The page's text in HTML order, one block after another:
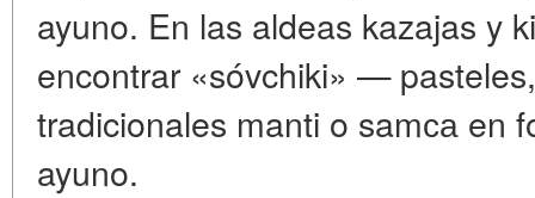
ayuno. En las aldeas kazajas y
encontrar «sóvchiki» —
tradicionales manti o samса en
ayuno.